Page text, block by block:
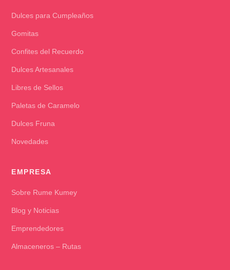
Dulces para Cumpleaños
Gomitas
Confites del Recuerdo
Dulces Artesanales
Libres de Sellos
Paletas de Caramelo
Dulces Fruna
Novedades
EMPRESA
Sobre Rume Kumey
Blog y Noticias
Emprendedores
Almaceneros – Rutas